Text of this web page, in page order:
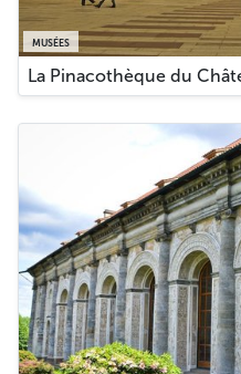
MUSÉES
La Pinacothèque du